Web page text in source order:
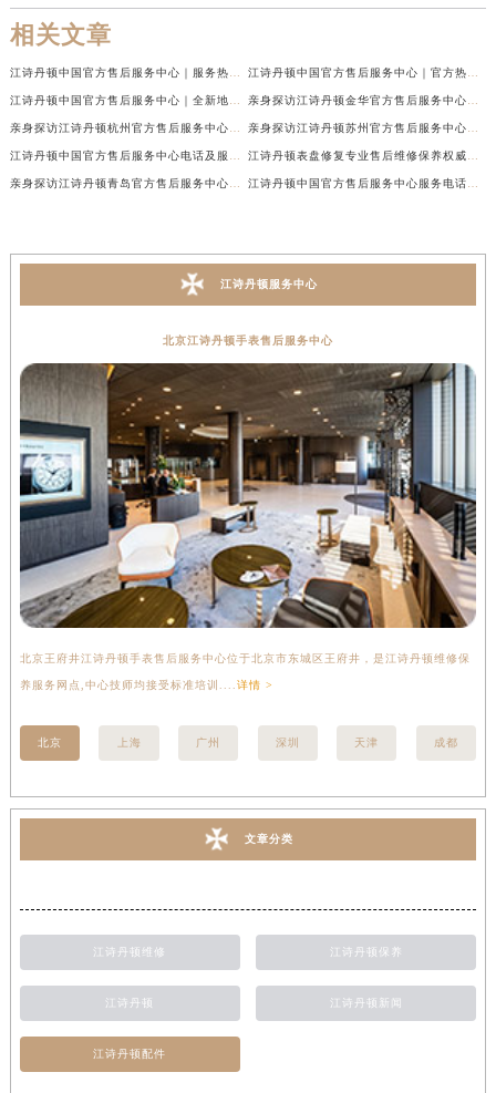
相关文章
江诗丹顿服务中心
北京江诗丹顿手表售后服务中心
北京王府井江诗丹顿手表售后服务中心位于北京市东城区王府井，是江诗丹顿维修保
养服务网点,中心技师均接受标准培训.... 详情 >
北京 上海 广州 深圳 天津 成都
文章分类
江诗丹顿维修 江诗丹顿保养
江诗丹顿 江诗丹顿新闻
江诗丹顿配件